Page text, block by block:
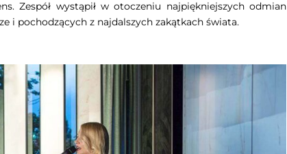
Zespół wystąpił w otoczeniu najpiękniejszych odmian
i pochodzących z najdalszych zakątkach świata.